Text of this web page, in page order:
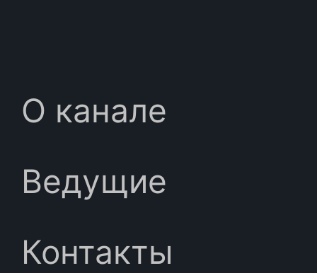
О канале
Ведущие
Контакты